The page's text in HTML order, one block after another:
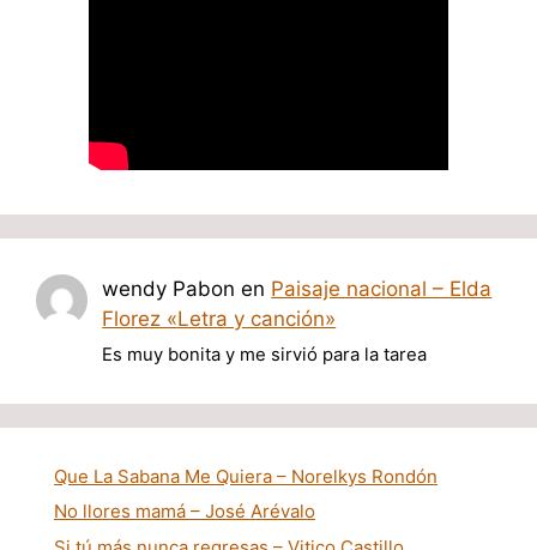
wendy Pabon en Paisaje nacional – Elda
Florez «Letra y canción»
Es muy bonita y me sirvió para la tarea
Que La Sabana Me Quiera – Norelkys Rondón
No llores mamá – José Arévalo